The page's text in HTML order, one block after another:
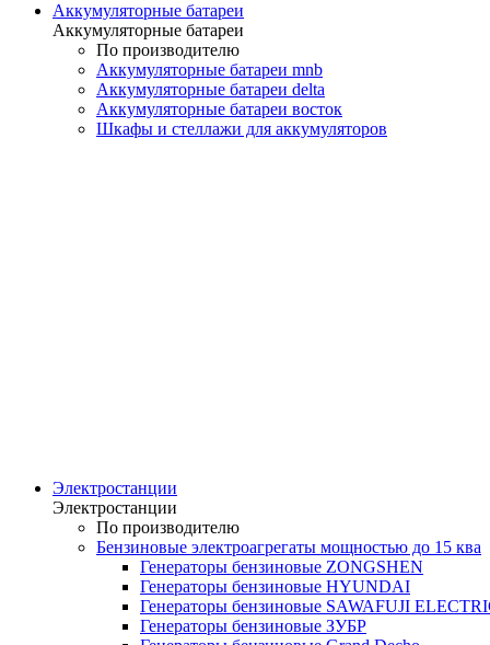
Аккумуляторные батареи
Аккумуляторные батареи
По производителю
Аккумуляторные батареи mnb
Аккумуляторные батареи delta
Аккумуляторные батареи восток
Шкафы и стеллажи для аккумуляторов
Электростанции
Электростанции
По производителю
Бензиновые электроагрегаты мощностью до 15 ква
Генераторы бензиновые ZONGSHEN
Генераторы бензиновые HYUNDAI
Генераторы бензиновые SAWAFUJI
Генераторы бензиновые ЗУБР